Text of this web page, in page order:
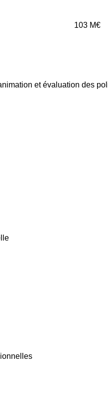
103 M€
et évaluation des